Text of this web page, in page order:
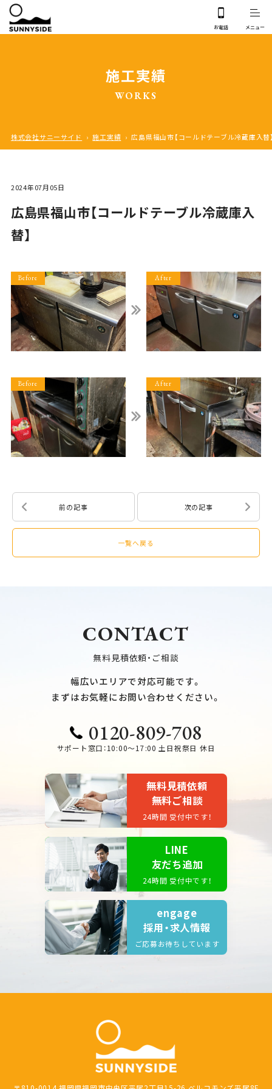
施工実績
WORKS
株式会社サニーサイド › 施工実績 › 広島県福山市【コールドテーブル冷蔵庫入替
2024年07月05日
広島県福山市【コールドテーブル冷蔵庫入
替】
前の記事 次の記事
一覧へ戻る
CONTACT
無料見積依頼・ご相談
幅広いエリアで対応可能です。
まずはお気軽にお問い合わせください。
0120-809-708
サポート窓口：10:00～17:00 土日祝祭日 休日
無料見積依頼
無料ご相談
24時間 受付中です！
LINE
友だち追加
24時間 受付中です！
engage
採用・求人情報
ご応募お待ちしています